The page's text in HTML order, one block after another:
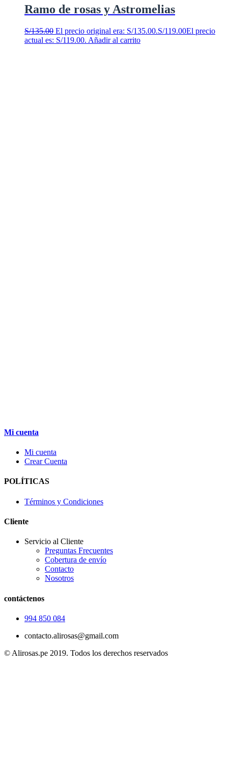
Ramo de rosas y Astromelias
S/135.00 El precio original era: S/135.00.S/119.00El precio
actual es: S/119.00. Añadir al carrito
Mi cuenta
Mi cuenta
Crear Cuenta
POLÍTICAS
Términos y Condiciones
Cliente
Servicio al Cliente
Preguntas Frecuentes
Cobertura de envío
Contacto
Nosotros
contáctenos
994 850 084
contacto.alirosas@gmail.com
© Alirosas.pe 2019. Todos los derechos reservados